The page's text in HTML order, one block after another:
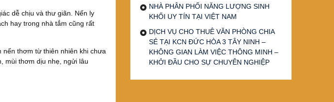
dễ chịu và thư giãn. Nến ly
hay trong nhà tắm cũng rất
nến thơm từ thiên nhiên khi chưa
mùi thơm dịu nhẹ, ngửi lâu
NHÀ PHÂN PHỐI NĂNG LƯỢNG SINH
KHỐI UY TÍN TẠI VIỆT NAM
DỊCH VỤ CHO THUÊ VĂN PHÒNG CHIA
SẺ TẠI KCN ĐỨC HÒA 3 TÂY NINH –
KHÔNG GIAN LÀM VIỆC THÔNG MINH –
KHỞI ĐẦU CHO SỰ CHUYÊN NGHIỆP